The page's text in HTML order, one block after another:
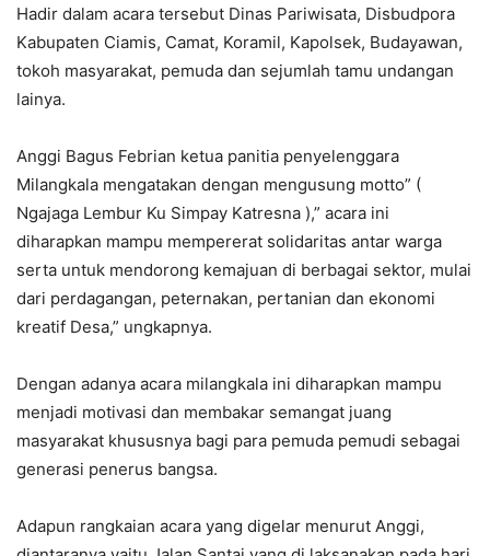
Hadir dalam acara tersebut Dinas Pariwisata, Disbudpora
Kabupaten Ciamis, Camat, Koramil, Kapolsek, Budayawan,
tokoh masyarakat, pemuda dan sejumlah tamu undangan
lainya.
Anggi Bagus Febrian ketua panitia penyelenggara
Milangkala mengatakan dengan mengusung motto” (
Ngajaga Lembur Ku Simpay Katresna ),” acara ini
diharapkan mampu mempererat solidaritas antar warga
serta untuk mendorong kemajuan di berbagai sektor, mulai
dari perdagangan, peternakan, pertanian dan ekonomi
kreatif Desa,” ungkapnya.
Dengan adanya acara milangkala ini diharapkan mampu
menjadi motivasi dan membakar semangat juang
masyarakat khususnya bagi para pemuda pemudi sebagai
generasi penerus bangsa.
Adapun rangkaian acara yang digelar menurut Anggi,